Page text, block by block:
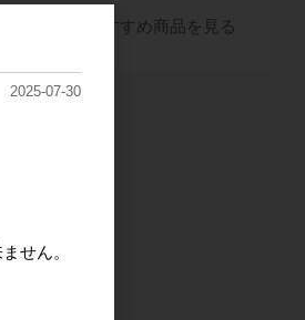
すべてのおすすめ商品を見る
2025-07-30
せん。